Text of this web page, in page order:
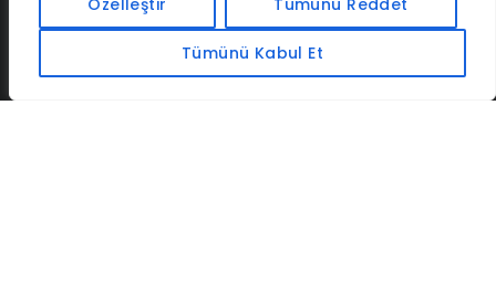
Özelleştir Tümünü Reddet
Tümünü Kabul Et